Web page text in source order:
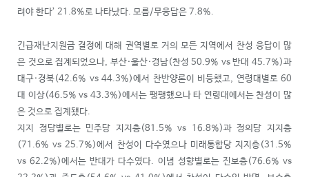
려야 한다’ 21.8%로 나타났다. 모름/무응답은 7.8%.
긴급재난지원금 결정에 대해 권역별로 거의 모든 지역에서 찬성 응답이 많
은 것으로 집계되었으나, 부산·울산·경남(찬성 50.9% vs 반대 45.7%)과
대구·경북(42.6% vs 44.3%)에서 찬반양론이 비등했고, 연령대별로 60
대 이상(46.5% vs 43.3%)에서는 팽팽했으나 타 연령대에서는 찬성이 많
은 것으로 집계됐다.
지지 정당별로는 민주당 지지층(81.5% vs 16.8%)과 정의당 지지층
(71.6% vs 25.7%)에서 찬성이 다수였으나 미래통합당 지지층(31.5%
vs 62.2%)에서는 반대가 다수였다. 이념 성향별로는 진보층(76.6% vs